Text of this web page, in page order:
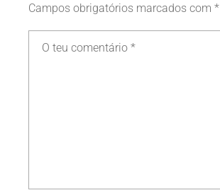
Campos obrigatórios marcados com*